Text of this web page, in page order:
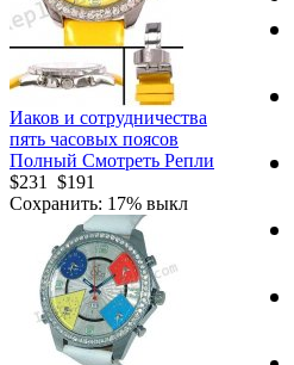
Иаков и сотрудничества
пять часовых поясов
Полный Смотреть Репли
$231
$191
Сохранить: 17% выкл